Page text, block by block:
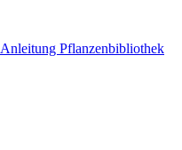
Pflanzenbibliothek